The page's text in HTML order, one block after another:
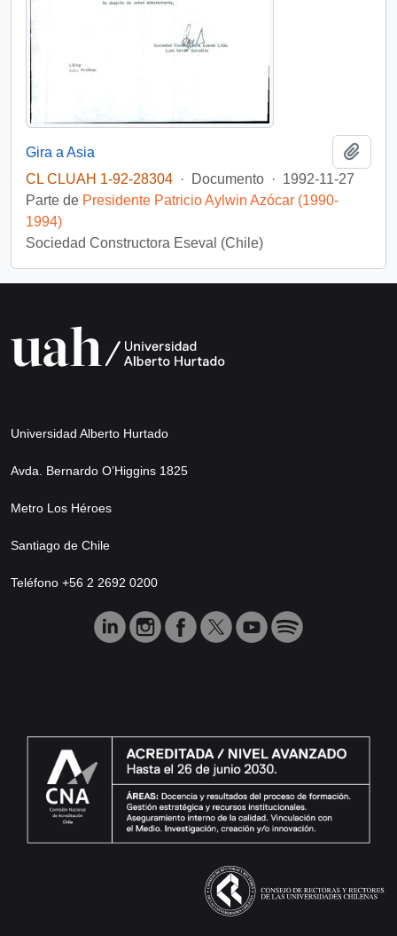
Gira a Asia
CL CLUAH 1-92-28304 · Documento · 1992-11-27
Parte de Presidente Patricio Aylwin Azócar (1990-
1994)
Sociedad Constructora Eseval (Chile)
Universidad Alberto Hurtado
Avda. Bernardo O’Higgins 1825
Metro Los Héroes
Santiago de Chile
Teléfono +56 2 2692 0200